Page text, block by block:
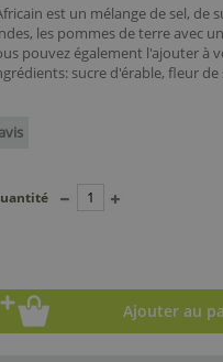
est un mélange de sel, de
les pommes de terre avec
pouvez également l'ajouter à
sucre d'érable, fleur
Ajouter au